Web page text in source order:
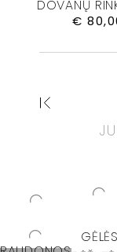
DOVANŲ
€
GĖLĖS